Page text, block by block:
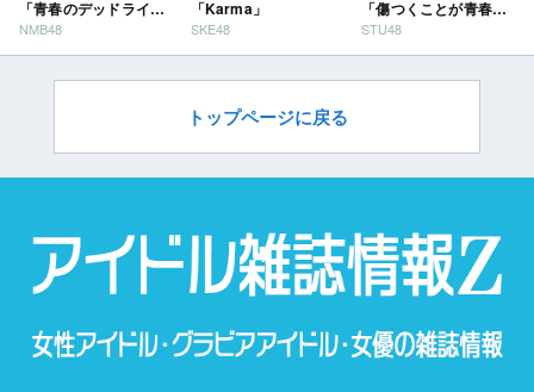
「青春のデッドライ
ン」
NMB48
「Karma」
SKE48
「傷つくことが青春
だ」
STU48
トップページに戻る